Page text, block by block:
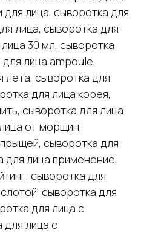
лица, сыворотка для
лица, сыворотка для
30 мл, сыворотка
лица ampoule,
лета, сыворотка для
для лица корея,
сыворотка для лица
от морщин,
сыворотка для
для лица применение,
сыворотка для
сыворотка для
для лица с
для лица с